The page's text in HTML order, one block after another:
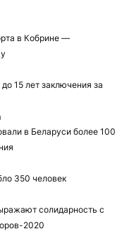
в Кобрине —
15 лет заключения за
в Беларуси более 100
350 человек
солидарность с
2020